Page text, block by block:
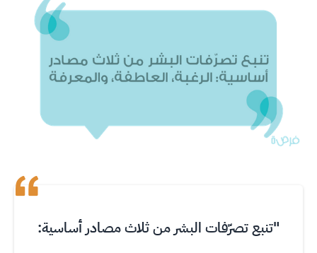
"تنبع تصرّفات البشر من ثلاث مصادر أساسية: